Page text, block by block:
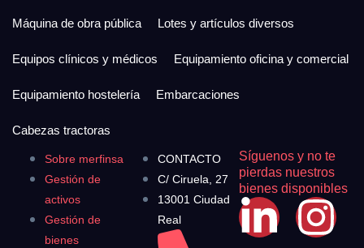
Sobre merfinsa
Gestión de
activos
Gestión de
bienes
CONTACTO
C/ Ciruela, 27
13001 Ciudad
Real
Síguenos y no te
pierdas nuestros
bienes disponibles
Máquina de obra pública Lotes y artículos diversos
Equipos clínicos y médicos Equipamiento oficina y comercial
Equipamiento hostelería Embarcaciones
Cabezas tractoras